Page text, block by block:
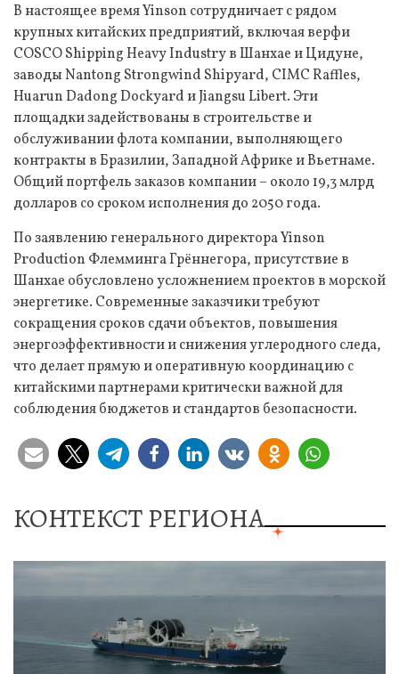
В настоящее время Yinson сотрудничает с рядом
крупных китайских предприятий, включая верфи
COSCO Shipping Heavy Industry в Шанхае и Цидуне,
заводы Nantong Strongwind Shipyard, CIMC Raffles,
Huarun Dadong Dockyard и Jiangsu Libert. Эти
площадки задействованы в строительстве и
обслуживании флота компании, выполняющего
контракты в Бразилии, Западной Африке и Вьетнаме.
Общий портфель заказов компании – около 19,3 млрд
долларов со сроком исполнения до 2050 года.
По заявлению генерального директора Yinson
Production Флемминга Грённегора, присутствие в
Шанхае обусловлено усложнением проектов в морской
энергетике. Современные заказчики требуют
сокращения сроков сдачи объектов, повышения
энергоэффективности и снижения углеродного следа,
что делает прямую и оперативную координацию с
китайскими партнерами критически важной для
соблюдения бюджетов и стандартов безопасности.
КОНТЕКСТ РЕГИОНА